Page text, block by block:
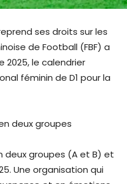
ses droits sur les
de Football (FBF) a
2025, le calendrier
féminin de D1 pour la
deux groupes
deux groupes (A et B) et
Une organisation qui